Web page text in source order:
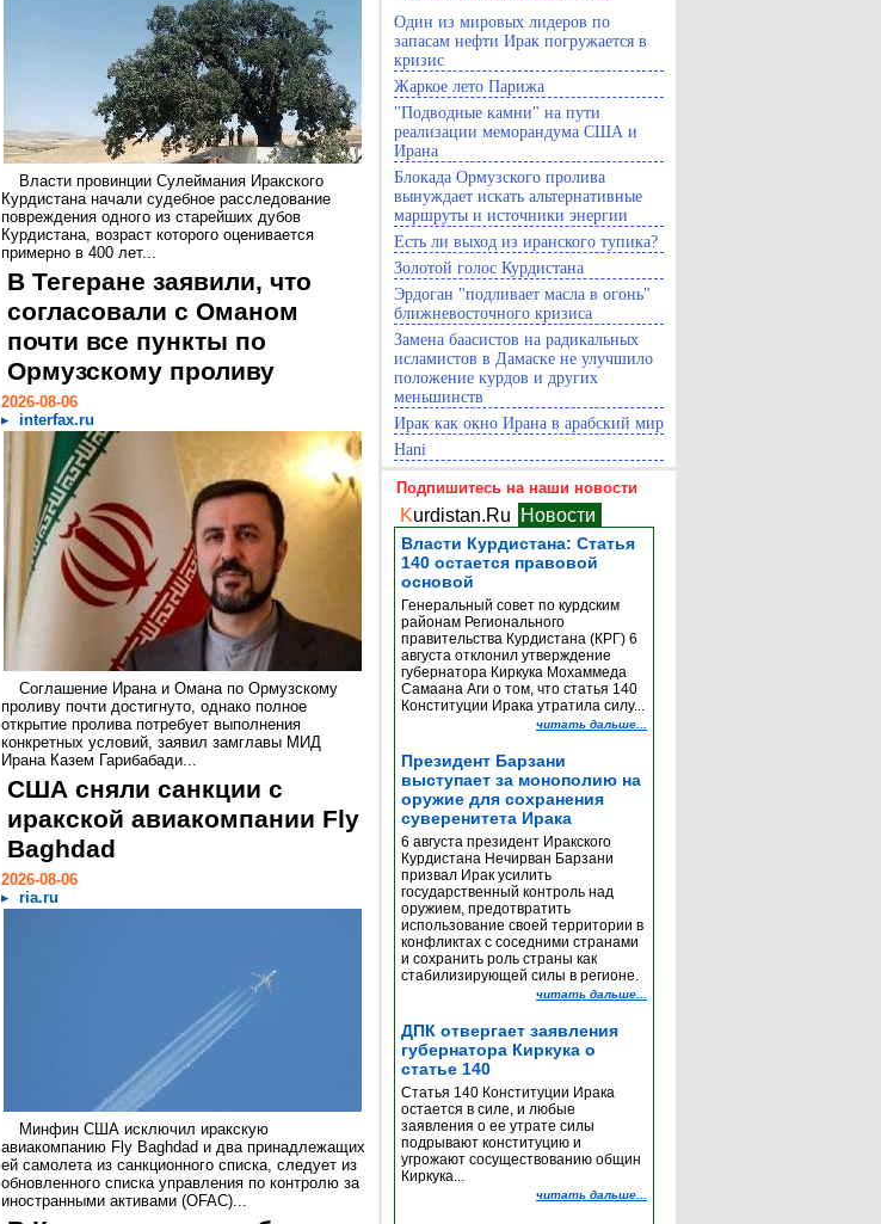
Власти провинции Сулеймания Иракского
Курдистана начали судебное расследование
повреждения одного из старейших дубов
Курдистана, возраст которого оценивается
примерно в 400 лет...
В Тегеране заявили, что
согласовали с Оманом
почти все пункты по
Ормузскому проливу
2026-08-06
interfax.ru
Соглашение Ирана и Омана по Ормузскому
проливу почти достигнуто, однако полное
открытие пролива потребует выполнения
конкретных условий, заявил замглавы МИД
Ирана Казем Гарибабади...
США сняли санкции с
иракской авиакомпании Fly
Baghdad
2026-08-06
ria.ru
Минфин США исключил иракскую
авиакомпанию Fly Baghdad и два принадлежащих
ей самолета из санкционного списка, следует из
обновленного списка управления по контролю за
иностранными активами (OFAC)...
Один из мировых лидеров по
запасам нефти Ирак погружается в
кризис
Жаркое лето Парижа
"Подводные камни" на пути
реализации меморандума США и
Ирана
Блокада Ормузского пролива
вынуждает искать альтернативные
маршруты и источники энергии
Есть ли выход из иранского тупика?
Золотой голос Курдистана
Эрдоган "подливает масла в огонь"
ближневосточного кризиса
Замена баасистов на радикальных
исламистов в Дамаске не улучшило
положение курдов и других
меньшинств
Ирак как окно Ирана в арабский мир
Hani
Подпишитесь на наши новости
Kurdistan.Ru Новости
Власти Курдистана: Статья
140 остается правовой
основой
Генеральный совет по курдским
районам Регионального
правительства Курдистана (КРГ) 6
августа отклонил утверждение
губернатора Киркука Мохаммеда
Самаана Аги о том, что статья 140
Конституции Ирака утратила силу...
читать дальше...
Президент Барзани
выступает за монополию на
оружие для сохранения
суверенитета Ирака
6 августа президент Иракского
Курдистана Нечирван Барзани
призвал Ирак усилить
государственный контроль над
оружием, предотвратить
использование своей территории в
конфликтах с соседними странами
и сохранить роль страны как
стабилизирующей силы в регионе.
читать дальше...
ДПК отвергает заявления
губернатора Киркука о
статье 140
Статья 140 Конституции Ирака
остается в силе, и любые
заявления о ее утрате силы
подрывают конституцию и
угрожают сосуществованию общин
Киркука...
читать дальше...